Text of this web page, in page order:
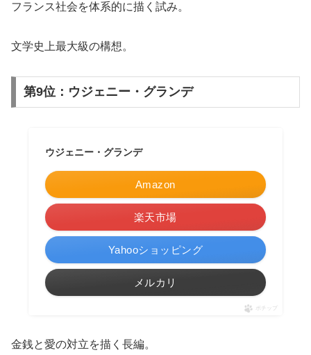
フランス社会を体系的に描く試み。
文学史上最大級の構想。
第9位：ウジェニー・グランデ
ウジェニー・グランデ
Amazon
楽天市場
Yahooショッピング
メルカリ
ポチップ
金銭と愛の対立を描く長編。